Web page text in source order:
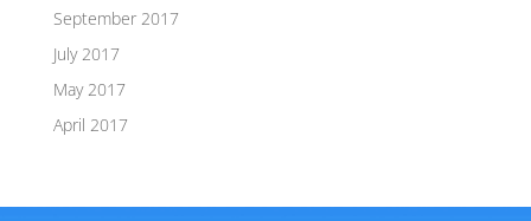
September 2017
July 2017
May 2017
April 2017